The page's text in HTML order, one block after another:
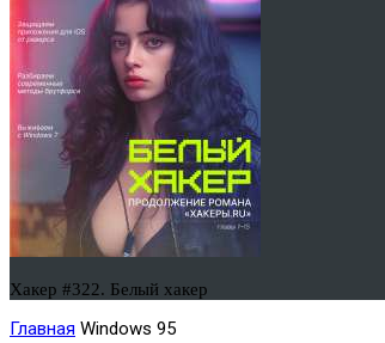
Хакер #322. Белый хакер
Главная Windows 95